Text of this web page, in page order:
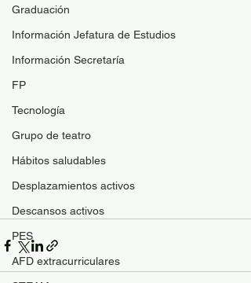
Graduación
Información Jefatura de Estudios
Información Secretaría
FP
Tecnología
Grupo de teatro
Hábitos saludables
Desplazamientos activos
Descansos activos
PES
AFD extracurriculares